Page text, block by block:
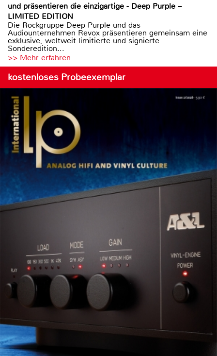
und präsentieren die einzigartige - Deep Purple –
LIMITED EDITION
Die Rockgruppe Deep Purple und das
Audiounternehmen Revox präsentieren gemeinsam eine
exklusive, weltweit limitierte und signierte
Sonderedition...
>> Mehr erfahren
kostenloses Probeexemplar